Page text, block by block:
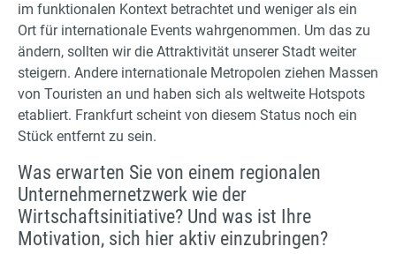
im funktionalen Kontext betrachtet und weniger als ein
Ort für internationale Events wahrgenommen. Um das zu
ändern, sollten wir die Attraktivität unserer Stadt weiter
steigern. Andere internationale Metropolen ziehen Massen
von Touristen an und haben sich als weltweite Hotspots
etabliert. Frankfurt scheint von diesem Status noch ein
Stück entfernt zu sein.
Was erwarten Sie von einem regionalen
Unternehmernetzwerk wie der
Wirtschaftsinitiative? Und was ist Ihre
Motivation, sich hier aktiv einzubringen?